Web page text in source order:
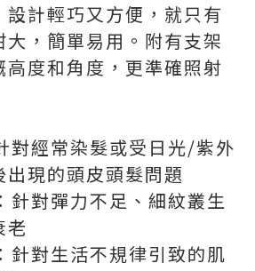
計輕巧又方便，就只有
，簡單易用。附有支架
高度和角度，更準確照射
對經常染髮或受日光/紫外
現的頭皮頭髮問題
針對彈力不足、細紋叢生
老
針對生活不規律引致的肌